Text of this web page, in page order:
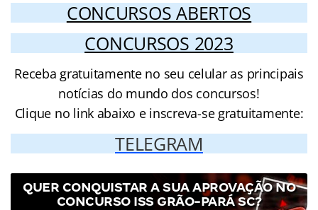
CONCURSOS ABERTOS
CONCURSOS 2023
Receba gratuitamente no seu celular as principais
notícias do mundo dos concursos!
Clique no link abaixo e inscreva-se gratuitamente:
TELEGRAM
QUER CONQUISTAR A SUA APROVAÇÃO NO
CONCURSO ISS GRÃO-PARÁ SC?